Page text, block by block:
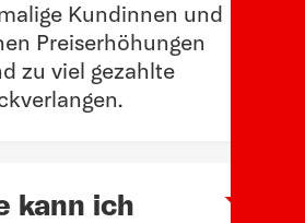
Kundinnen und
Preiserhöhungen
zu viel gezahlte
kann ich
Arow